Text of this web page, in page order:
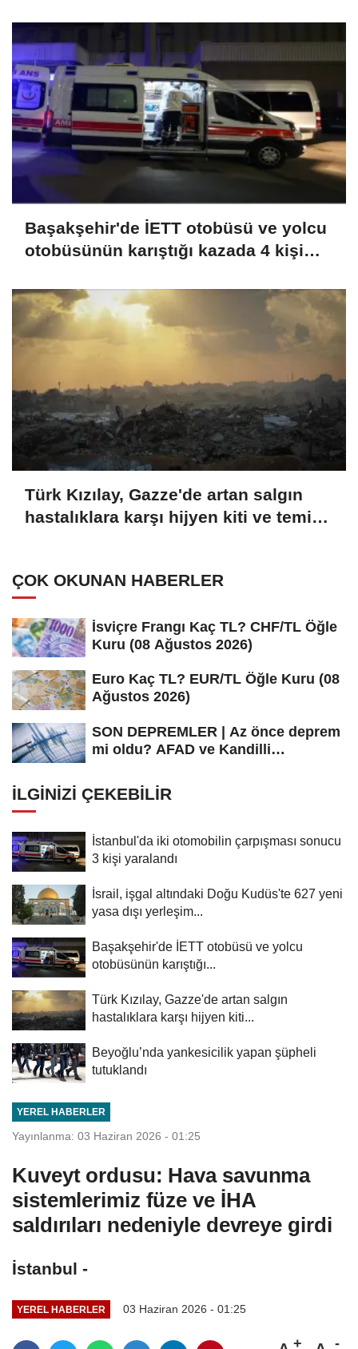
Başakşehir'de İETT otobüsü ve yolcu
otobüsünün karıştığı kazada 4 kişi
Türk Kızılay, Gazze'de artan salgın
hastalıklara karşı hijyen kiti ve temiz
ÇOK OKUNAN HABERLER
İsviçre Frangı Kaç TL? CHF/TL Öğle
Kuru (08 Ağustos 2026)
Euro Kaç TL? EUR/TL Öğle Kuru (08
Ağustos 2026)
SON DEPREMLER | Az önce deprem
mi oldu? AFAD ve Kandilli
İLGINIZI ÇEKEBILIR
İstanbul'da iki otomobilin çarpışması sonucu
3 kişi yaralandı
İsrail, işgal altındaki Doğu Kudüs'te 627 yeni
yasa dışı yerleşim...
Başakşehir'de İETT otobüsü ve yolcu
otobüsünün karıştığı...
Türk Kızılay, Gazze'de artan salgın
hastalıklara karşı hijyen kiti...
Beyoğlu’nda yankesicilik yapan şüpheli
tutuklandı
YEREL HABERLER
Yayınlanma: 03 Haziran 2026 - 01:25
Kuveyt ordusu: Hava savunma
sistemlerimiz füze ve İHA
saldırıları nedeniyle devreye girdi
İstanbul -
YEREL HABERLER 03 Haziran 2026 - 01:25